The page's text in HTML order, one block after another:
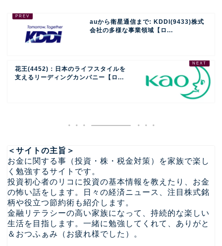
auから衛星通信まで: KDDI(9433)株式
会社の多様な事業領域【ロ...
花王(4452)：日本のライフスタイルを
支えるリーディングカンパニー【ロ...
＜サイトの主旨＞
お金に関する事（投資・株・税金対策）を家族で楽し
く勉強するサイトです。
投資初心者のリコに投資の基本情報を教えたり、お金
の怖い話をします。日々の経済ニュース、注目株式銘
柄や役立つ節約術も紹介します。
金融リテラシーの高い家族になって、持続的な楽しい
生活を目指します。一緒に勉強してくれて、ありがと
＆おつふぁみ（お疲れ様でした）。